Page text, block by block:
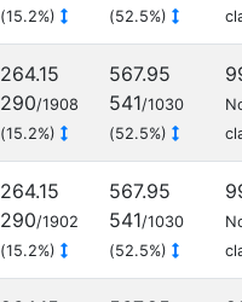
(15.2%)
(52.5%)
264.15
290/1908
(15.2%)
567.95
541/1030
(52.5%)
264.15
290/1902
(15.2%)
567.95
541/1030
(52.5%)